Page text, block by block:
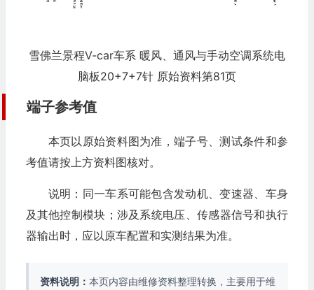
雪佛兰景程V-car车系 暖风、通风与手动空调系统电
脑板20+7+7针 原始资料第81页
端子参考值
本页以原始资料图为准，端子号、测试条件和参
考值请按上方资料图核对。
说明：同一车系可能包含发动机、变速器、车身
及其他控制模块；涉及系统电压、传感器信号和执行
器输出时，应以原车配置和实测结果为准。
资料说明： 本页内容由维修资料整理转换，主要用于维